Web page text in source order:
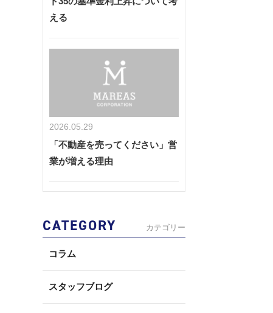
える
2026.05.29
「不動産を売ってください」営
業が増える理由
CATEGORY カテゴリー
コラム
スタッフブログ